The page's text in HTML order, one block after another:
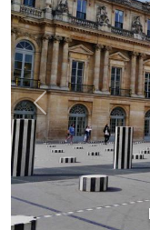
Previous